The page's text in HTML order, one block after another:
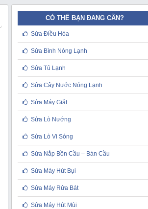
CÓ THỂ BẠN ĐANG CẦN?
Sửa Điều Hòa
Sửa Bình Nóng Lạnh
Sửa Tủ Lạnh
Sửa Cây Nước Nóng Lạnh
Sửa Máy Giặt
Sửa Lò Nướng
Sửa Lò Vi Sóng
Sửa Nắp Bồn Cầu – Bàn Cầu
Sửa Máy Hút Bụi
Sửa Máy Rửa Bát
Sửa Máy Hút Mùi